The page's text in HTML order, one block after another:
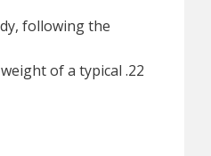
following the
of a typical .22